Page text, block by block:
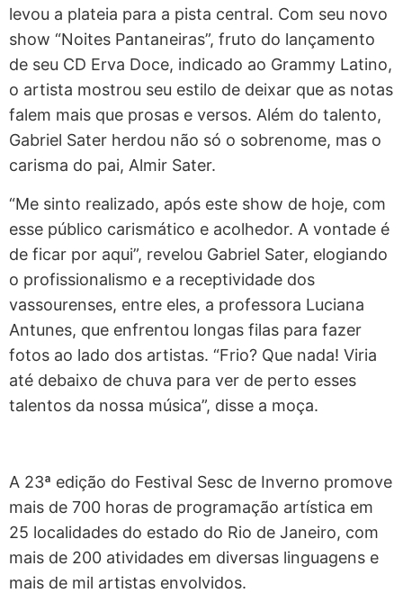
levou a plateia para a pista central. Com seu novo
show “Noites Pantaneiras”, fruto do lançamento
de seu CD Erva Doce, indicado ao Grammy Latino,
o artista mostrou seu estilo de deixar que as notas
falem mais que prosas e versos. Além do talento,
Gabriel Sater herdou não só o sobrenome, mas o
carisma do pai, Almir Sater.
“Me sinto realizado, após este show de hoje, com
esse público carismático e acolhedor. A vontade é
de ficar por aqui”, revelou Gabriel Sater, elogiando
o profissionalismo e a receptividade dos
vassourenses, entre eles, a professora Luciana
Antunes, que enfrentou longas filas para fazer
fotos ao lado dos artistas. “Frio? Que nada! Viria
até debaixo de chuva para ver de perto esses
talentos da nossa música”, disse a moça.
A 23ª edição do Festival Sesc de Inverno promove
mais de 700 horas de programação artística em
25 localidades do estado do Rio de Janeiro, com
mais de 200 atividades em diversas linguagens e
mais de mil artistas envolvidos.